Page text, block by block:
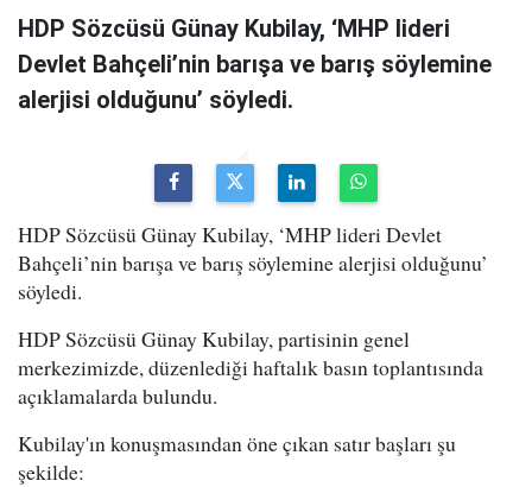
HDP Sözcüsü Günay Kubilay, ‘MHP lideri
Devlet Bahçeli’nin barışa ve barış söylemine
alerjisi olduğunu’ söyledi.
HDP Sözcüsü Günay Kubilay, ‘MHP lideri Devlet
Bahçeli’nin barışa ve barış söylemine alerjisi olduğunu’
söyledi.
HDP Sözcüsü Günay Kubilay, partisinin genel
merkezimizde, düzenlediği haftalık basın toplantısında
açıklamalarda bulundu.
Kubilay'ın konuşmasından öne çıkan satır başları şu
şekilde: